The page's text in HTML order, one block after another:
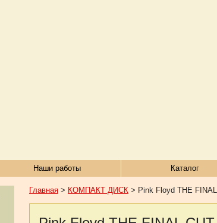
Наши работы Каталог
Главная > КОМПАКТ ДИСК > Pink Floyd THE